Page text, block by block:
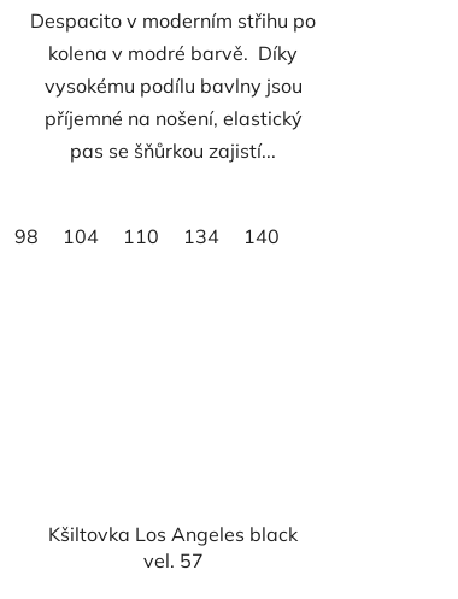
Despacito v moderním střihu po
kolena v modré barvě. Díky
vysokému podílu bavlny jsou
příjemné na nošení, elastický
pas se šňůrkou zajistí...
98 104 110 134 140
Kšiltovka Los Angeles black
vel. 57